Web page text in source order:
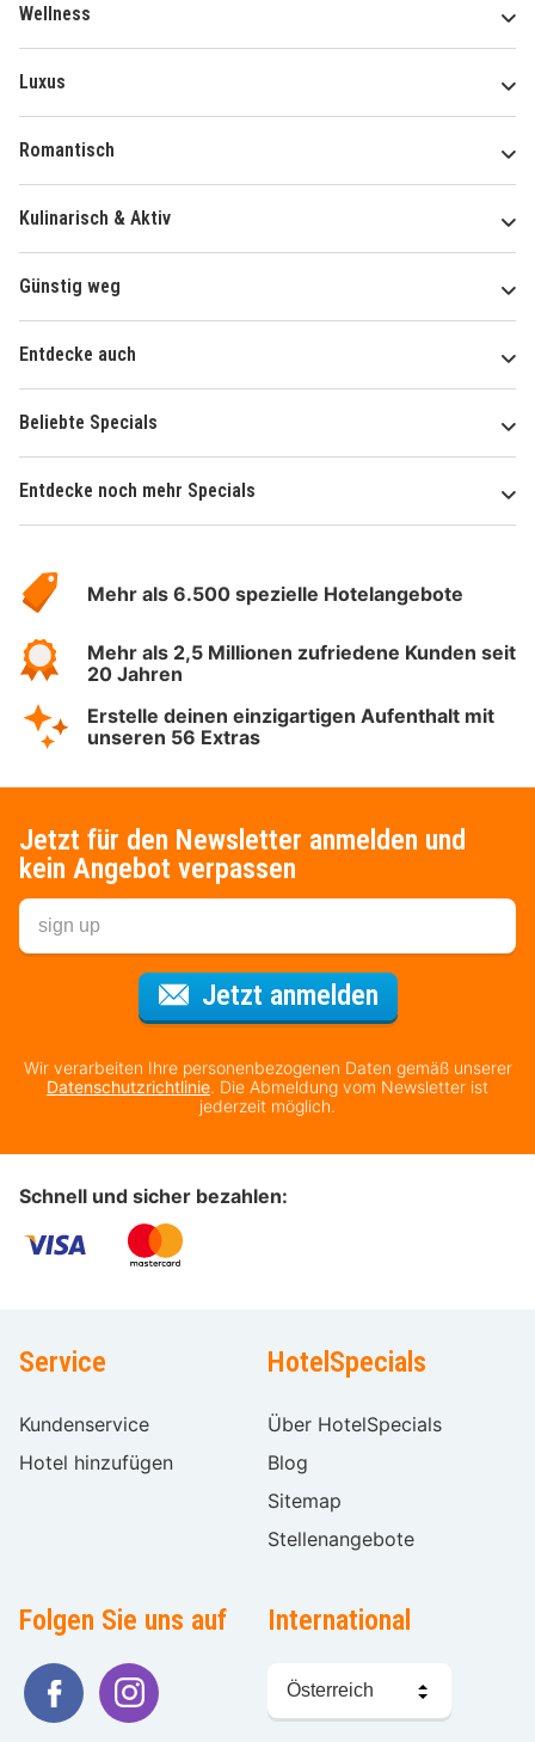
Wellness
Luxus
Romantisch
Kulinarisch & Aktiv
Günstig weg
Entdecke auch
Beliebte Specials
Entdecke noch mehr Specials
Hotelspecials
Mehr als 6.500 spezielle Hotelangebote
Mehr als 2,5 Millionen zufriedene Kunden seit
20 Jahren
Erstelle deinen einzigartigen Aufenthalt mit
unseren 56 Extras
Jetzt für den Newsletter anmelden und
kein Angebot verpassen
Jetzt anmeldenFür den
Wir verarbeiten Ihre personenbezogenen Daten gemäß unserer
Datenschutzrichtlinie. Die Abmeldung vom Newsletter ist
jederzeit möglich.
Schnell und sicher bezahlen:
Service
Kundenservice
Hotel hinzufügen
HotelSpecials
Über HotelSpecials
Blog
Sitemap
Stellenangebote
Folgen Sie uns auf International
Sprache
wählen